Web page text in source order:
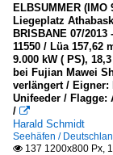
ELBSUMMER (IMO
Liegeplatz
BRISBANE 07/
11550 / Lüa 157,62
9.000 kW ( PS),
bei Fujian Mawei
verlängert / Eigner:
Unifeeder / Flagge:
/ 
Harald Schmidt
Seehäfen /
 137 1200x800 Px,